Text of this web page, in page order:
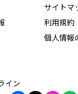
サイトマ
利用規約
個人情報
イン